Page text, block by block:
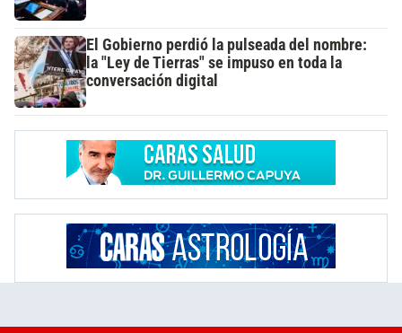
El Gobierno perdió la pulseada del nombre:
la "Ley de Tierras" se impuso en toda la
conversación digital